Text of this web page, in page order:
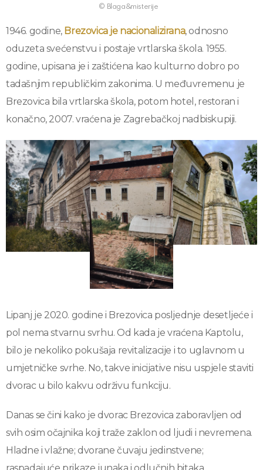
© Blaga&misterije
1946. godine, Brezovica je nacionalizirana, odnosno
oduzeta svećenstvu i postaje vrtlarska škola. 1955.
godine, upisana je i zaštićena kao kulturno dobro po
tadašnjim republičkim zakonima. U međuvremenu je
Brezovica bila vrtlarska škola, potom hotel, restoran i
konačno, 2007. vraćena je Zagrebačkoj nadbiskupiji.
Lipanj je 2020. godine i Brezovica posljednje desetljeće i
pol nema stvarnu svrhu. Od kada je vraćena Kaptolu,
bilo je nekoliko pokušaja revitalizacije i to uglavnom u
umjetničke svrhe. No, takve inicijative nisu uspjele staviti
dvorac u bilo kakvu održivu funkciju.
Danas se čini kako je dvorac Brezovica zaboravljen od
svih osim očajnika koji traže zaklon od ljudi i nevremena.
Hladne i vlažne; dvorane čuvaju jedinstvene;